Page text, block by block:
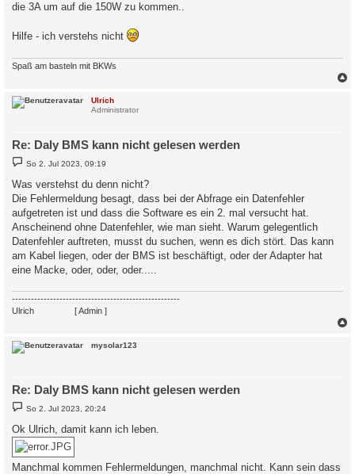
die 3A um auf die 150W zu kommen..
Hilfe - ich verstehs nicht
Spaß am basteln mit BKWs
Ulrich
Administrator
Re: Daly BMS kann nicht gelesen werden
B
e
t
r
a
g
So 2. Jul 2023, 09:19
Was verstehst du denn nicht?
Die Fehlermeldung besagt, dass bei der Abfrage ein Datenfehler
aufgetreten ist und dass die Software es ein 2. mal versucht hat.
Anscheinend ohne Datenfehler, wie man sieht. Warum gelegentlich
Datenfehler auftreten, musst du suchen, wenn es dich stört. Das kann
am Kabel liegen, oder der BMS ist beschäftigt, oder der Adapter hat
eine Macke, oder, oder, oder.....
-----------------------------------------------------
Ulrich
[ Admin ]
mysolar123
Re: Daly BMS kann nicht gelesen werden
B
e
t
r
a
So 2. Jul 2023, 20:24
Ok Ulrich, damit kann ich leben.
Manchmal kommen Fehlermeldungen, manchmal nicht. Kann sein dass